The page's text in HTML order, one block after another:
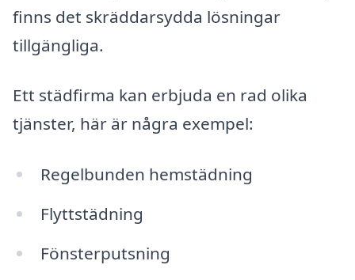
finns det skräddarsydda lösningar
tillgängliga.
Ett städfirma kan erbjuda en rad olika
tjänster, här är några exempel:
Regelbunden hemstädning
Flyttstädning
Fönsterputsning